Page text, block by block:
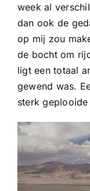
week al
dan ook de
op mij zou
de bocht om
ligt een totaal
gewend was.
sterk